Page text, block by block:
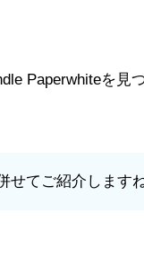
Paperwhiteを見
せてご紹介しますね